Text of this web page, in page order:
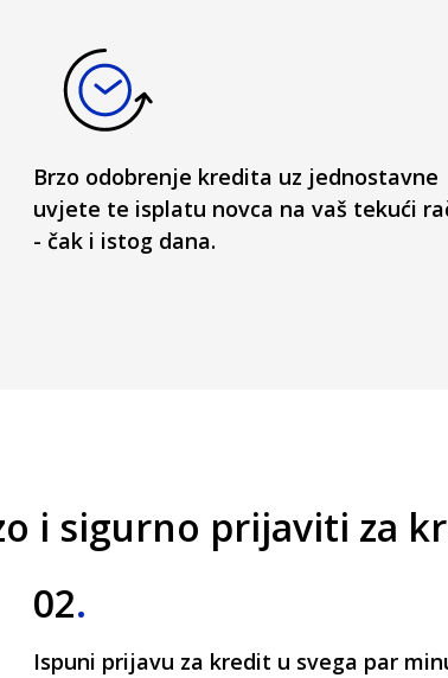
Brzo odobrenje kredita uz jednostavne
uvjete te isplatu novca na vaš tekući
- čak i istog dana.
i sigurno prijaviti za
02.
Ispuni prijavu za kredit u svega par